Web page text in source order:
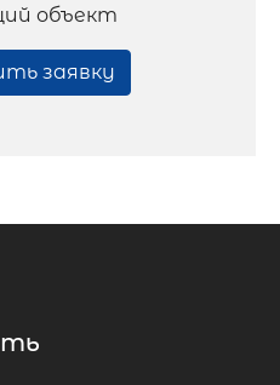
объект
заявку